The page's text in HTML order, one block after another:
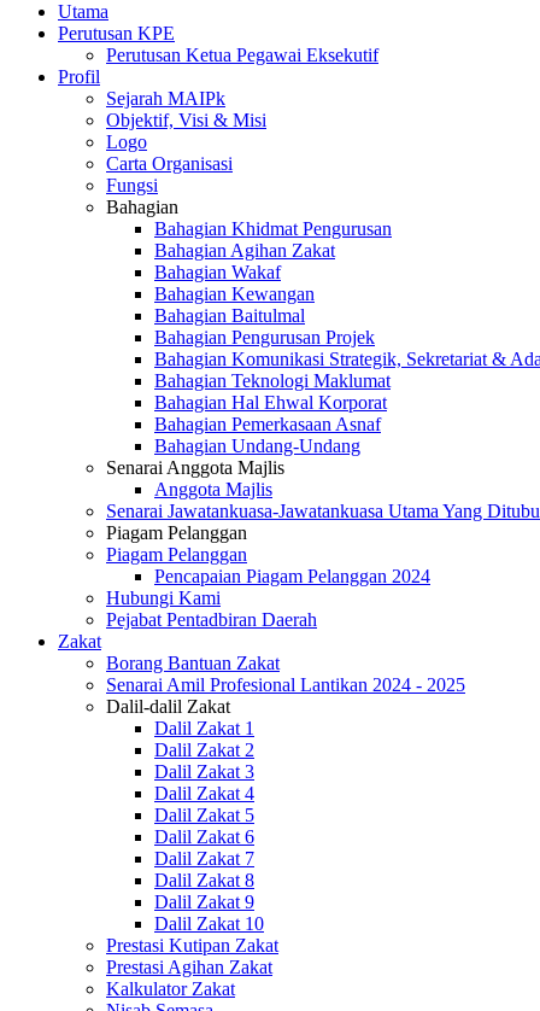
Utama
Perutusan KPE
Perutusan Ketua Pegawai Eksekutif
Profil
Sejarah MAIPk
Objektif, Visi & Misi
Logo
Carta Organisasi
Fungsi
Bahagian
Bahagian Khidmat Pengurusan
Bahagian Agihan Zakat
Bahagian Wakaf
Bahagian Kewangan
Bahagian Baitulmal
Bahagian Pengurusan Projek
Bahagian Komunikasi Strategik, Sekretariat &
Bahagian Teknologi Maklumat
Bahagian Hal Ehwal Korporat
Bahagian Pemerkasaan Asnaf
Bahagian Undang-Undang
Senarai Anggota Majlis
Anggota Majlis
Senarai Jawatankuasa-Jawatankuasa Utama Yang
Piagam Pelanggan
Piagam Pelanggan
Pencapaian Piagam Pelanggan 2024
Hubungi Kami
Pejabat Pentadbiran Daerah
Zakat
Borang Bantuan Zakat
Senarai Amil Profesional Lantikan 2024 - 2025
Dalil-dalil Zakat
Dalil Zakat 1
Dalil Zakat 2
Dalil Zakat 3
Dalil Zakat 4
Dalil Zakat 5
Dalil Zakat 6
Dalil Zakat 7
Dalil Zakat 8
Dalil Zakat 9
Dalil Zakat 10
Prestasi Kutipan Zakat
Prestasi Agihan Zakat
Kalkulator Zakat